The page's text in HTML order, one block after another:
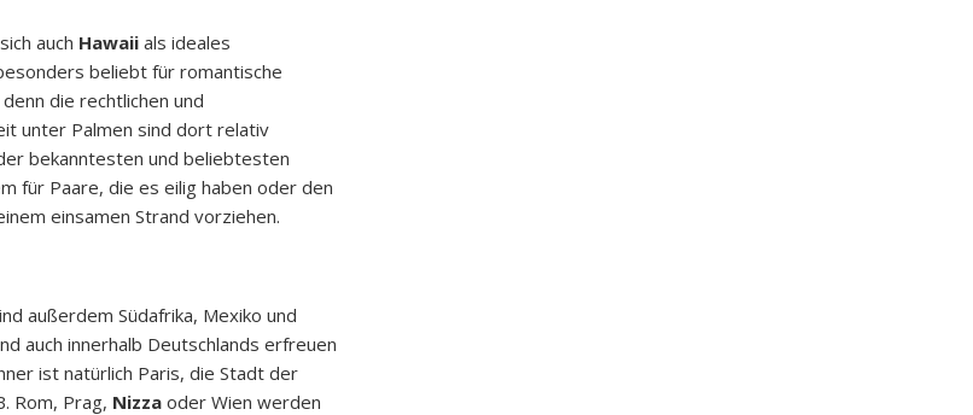
auch Hawaii als ideales
beliebt für romantische
die rechtlichen und
unter Palmen sind dort relativ
bekanntesten und beliebtesten
für Paare, die es eilig haben oder den
einsamen Strand vorziehen.
außerdem Südafrika, Mexiko und
auch innerhalb Deutschlands erfreuen
ist natürlich Paris, die Stadt der
Rom, Prag, Nizza oder Wien werden